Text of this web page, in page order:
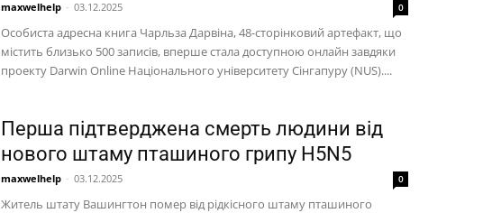
maxwelhelp - 03.12.2025 0
Особиста адресна книга Чарльза Дарвіна, 48-сторінковий артефакт, що
містить близько 500 записів, вперше стала доступною онлайн завдяки
проекту Darwin Online Національного університету Сінгапуру (NUS)....
Перша підтверджена смерть людини від
нового штаму пташиного грипу H5N5
maxwelhelp - 03.12.2025 0
Житель штату Вашингтон помер від рідкісного штаму пташиного